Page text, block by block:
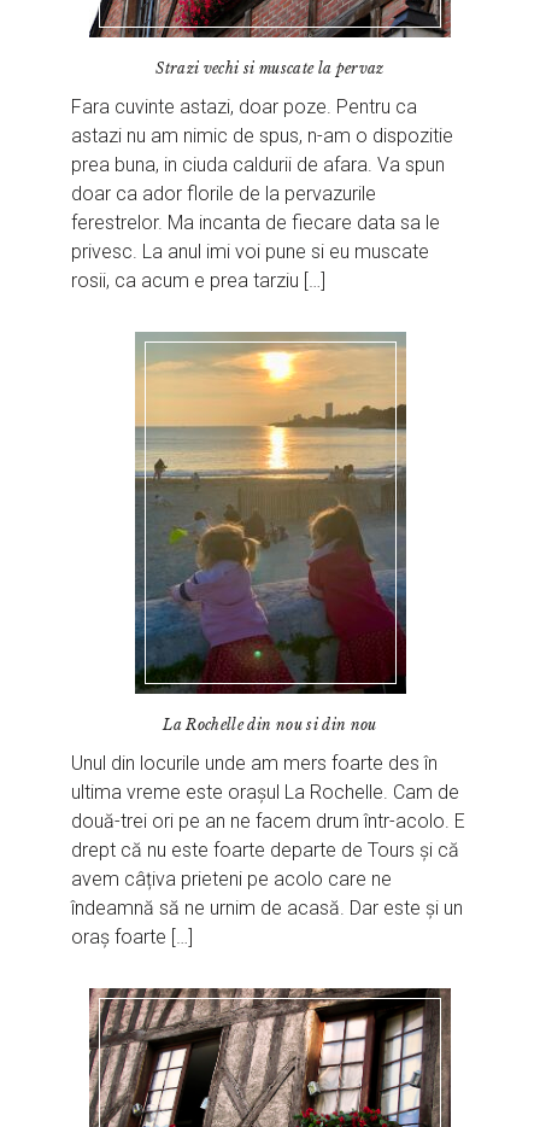
Strazi vechi si muscate la pervaz
Fara cuvinte astazi, doar poze. Pentru ca
astazi nu am nimic de spus, n-am o dispozitie
prea buna, in ciuda caldurii de afara. Va spun
doar ca ador florile de la pervazurile
ferestrelor. Ma incanta de fiecare data sa le
privesc. La anul imi voi pune si eu muscate
rosii, ca acum e prea tarziu […]
La Rochelle din nou si din nou
Unul din locurile unde am mers foarte des în
ultima vreme este orașul La Rochelle. Cam de
două-trei ori pe an ne facem drum într-acolo. E
drept că nu este foarte departe de Tours și că
avem câțiva prieteni pe acolo care ne
îndeamnă să ne urnim de acasă. Dar este și un
oraș foarte […]